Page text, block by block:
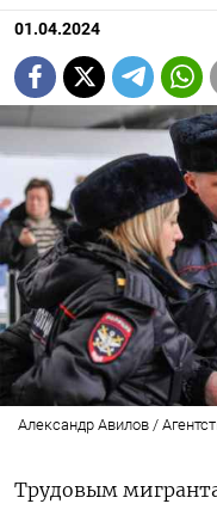
01.04.2024
Александр Авилов /
Трудовым